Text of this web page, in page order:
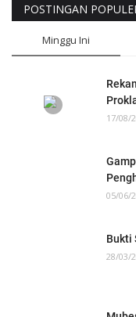
POSTINGAN
Minggu Ini
17/08/
05/06/
Bukti
28/03/